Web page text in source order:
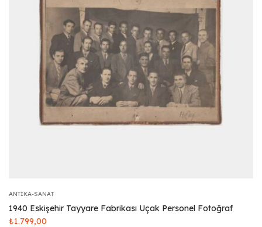
ANTIKA-SANAT
1940 Eskişehir Tayyare Fabrikası Uçak Personel Fotoğraf
₺1.799,00